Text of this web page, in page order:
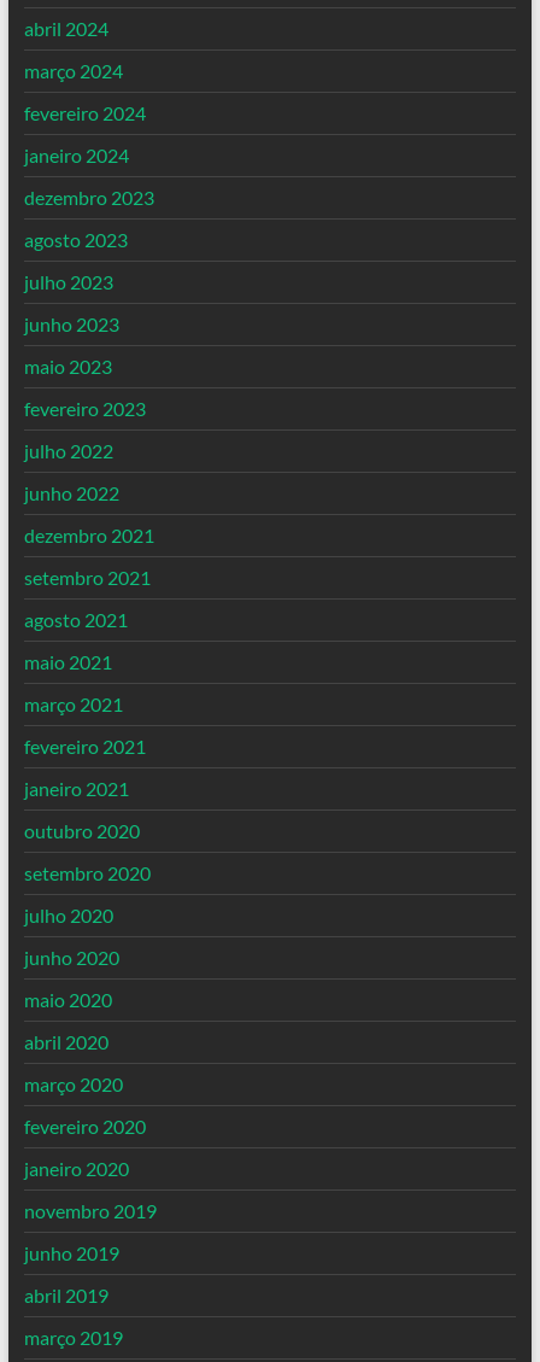
abril 2024
março 2024
fevereiro 2024
janeiro 2024
dezembro 2023
agosto 2023
julho 2023
junho 2023
maio 2023
fevereiro 2023
julho 2022
junho 2022
dezembro 2021
setembro 2021
agosto 2021
maio 2021
março 2021
fevereiro 2021
janeiro 2021
outubro 2020
setembro 2020
julho 2020
junho 2020
maio 2020
abril 2020
março 2020
fevereiro 2020
janeiro 2020
novembro 2019
junho 2019
abril 2019
março 2019